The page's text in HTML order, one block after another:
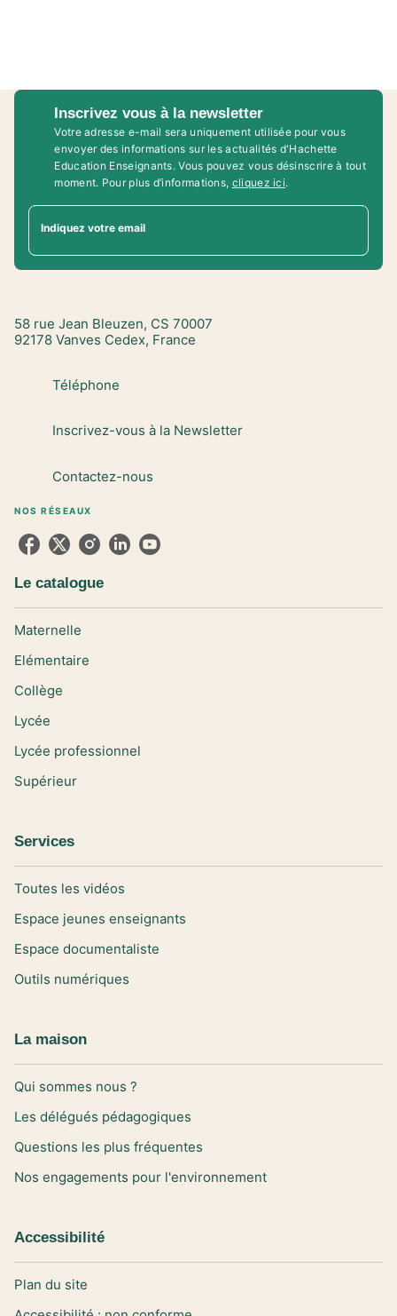
Inscrivez vous à la newsletter
Votre adresse e-mail sera uniquement utilisée pour vous
envoyer des informations sur les actualités d'Hachette
Education Enseignants. Vous pouvez vous désinscrire à tout
moment. Pour plus d’informations, cliquez ici.
Indiquez votre email
58 rue Jean Bleuzen, CS 70007
92178 Vanves Cedex, France
Téléphone
Inscrivez-vous à la Newsletter
Contactez-nous
NOS RÉSEAUX
Le catalogue
Maternelle
Elémentaire
Collège
Lycée
Lycée professionnel
Supérieur
Services
Toutes les vidéos
Espace jeunes enseignants
Espace documentaliste
Outils numériques
La maison
Qui sommes nous ?
Les délégués pédagogiques
Questions les plus fréquentes
Nos engagements pour l'environnement
Accessibilité
Plan du site